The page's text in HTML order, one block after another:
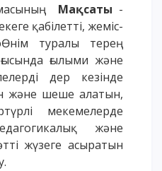
Мақсаты -
қабілетті, жеміс-
туралы терең
ғылыми және
дер кезінде
және шеше алатын,
мекемелерде
және
жүзеге асыратын